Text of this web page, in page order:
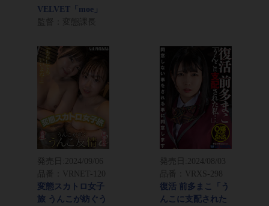
VELVET「moe」
監督：変態課長
発売日:
2024/09/06
品番：VRNET-120
変態スカトロ女子
旅 うんこが紡ぐう
発売日:
2024/08/03
品番：VRXS-298
復活 前多まこ「う
んこに支配された